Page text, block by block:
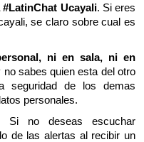
Ucayali. Si eres
se claro sobre cual es
ni en sala, ni en
sabes quien esta del otro
seguridad de los demas
personales.
Si no deseas escuchar
de las alertas al recibir un